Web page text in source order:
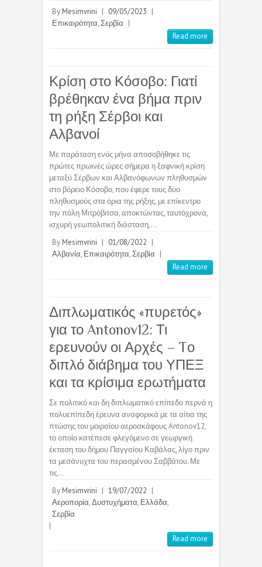
By Mesimvrini | 09/05/2023 |
Επικαιρότητα,Σερβία |
Read more
Κρίση στο Κόσοβο: Γιατί
βρέθηκαν ένα βήμα πριν
τη ρήξη Σέρβοι και
Αλβανοί
Με παράταση ενός μήνα αποσοβήθηκε τις
πρώτες πρωινές ώρες σήμερα η ξαφνική κρίση
μεταξύ Σέρβων και Αλβανόφωνων πληθυσμών
στο βόρειο Κόσοβο, που έφερε τους δύο
πληθυσμούς στα όρια της ρήξης, με επίκεντρο
την πόλη Μιτρόβιτσα, αποκτώντας, ταυτόχρονα,
ισχυρή γεωπολιτική διάσταση,…
By Mesimvrini | 01/08/2022 |
Αλβανία, Επικαιρότητα,Σερβία |
Read more
Διπλωματικός «πυρετός»
για το Antonov12: Τι
ερευνούν οι Αρχές – Tο
διπλό διάβημα του ΥΠΕΞ
και τα κρίσιμα ερωτήματα
Σε πολιτικό και δη διπλωματικό επίπεδο περνά η
πολυεπίπεδη έρευνα αναφορικά με τα αίτια της
πτώσης του μοιραίου αεροσκάφους Antonov12,
το οποίο κατέπεσε φλεγόμενο σε γεωργική
έκταση του δήμου Παγγαίου Καβάλας, λίγο πριν
τα μεσάνυχτα του περασμένου Σαββάτου. Με
τις…
By Mesimvrini | 19/07/2022 |
Αεροπορία,Δυστυχήματα, Ελλάδα,
Σερβία
|
Read more